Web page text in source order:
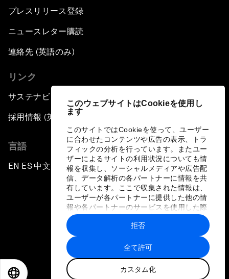
このウェブサイトはCookieを使用し
ます
このサイトではCookieを使って、ユーザー
に合わせたコンテンツや広告の表示、トラ
フィックの分析を行っています。またユー
ザーによるサイトの利用状況についても情
報を収集し、ソーシャルメディアや広告配
信、データ解析の各パートナーに情報を共
有しています。ここで収集された情報は、
ユーザーが各パートナーに提供した他の情
報や各パートナーのサービスを使用した際
に収集された情報と組み合わされ、各パー
トナーによって使用されることがありま
す。
全て許可
カスタム化
拒否
プレスリリース登録
ニュースレター購読
連絡先 (英語のみ)
リンク
サステナビリティへの取り組み
採用情報 (英語のみ)
言語
EN ▪ES▪中文▪ 日本語
プライバシーポリシーと利用規約
サイトマップ
©
世界経済フォーラム